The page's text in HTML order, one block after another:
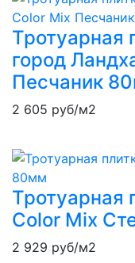
Тротуарная
город
Песчаник
2 605 руб/м2
Тротуарная
Color Mix
2 929 руб/м2